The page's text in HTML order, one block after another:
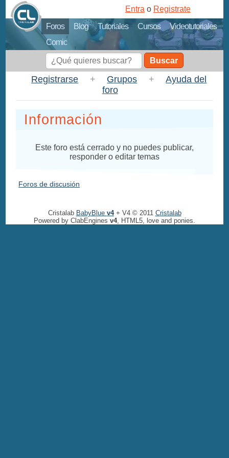
Foros Blog Tutoriales Cursos
Videotutoriales
Comic
Entra o Registrate
Buscar
Registrarse + Grupos +
Ayuda del
foro
Información
Este foro está cerrado y no puedes publicar,
responder o editar temas
Foros de discusión
Cristalab BabyBlue v4+ V4 © 2011 Cristalab
Powered by ClabEngines v4, HTML5, love and ponies.